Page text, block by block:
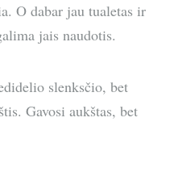
O dabar jau tualetas ir
jais naudotis.
slenksčio, bet
Gavosi aukštas, bet